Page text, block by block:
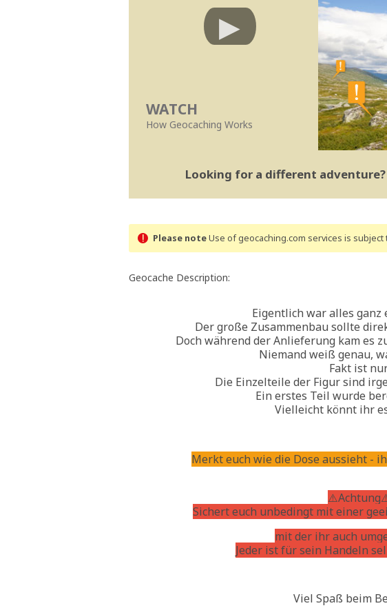
WATCH
How Geocaching Works
Looking for a different adventure?
Please noteUse of geocaching.com services is
Geocache Description:
Eigentlich war alles ganz
Der große Zusammenbau sollte
Doch während der Anlieferung kam es
Niemand weiß genau,
Fakt ist
Die Einzelteile der Figur sind
Ein erstes Teil wurde
Vielleicht könnt ihr
Merkt euch wie die Dose aussieht -
Sichert euch unbedingt mit einer
mit der ihr auch
Jeder ist für sein Handeln
Viel Spaß beim